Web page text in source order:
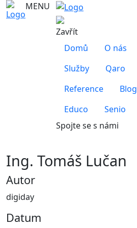
MENU
Zavřít
Domů
O nás
Služby
Qaro
Reference
Blog
Educo
Senio
Spojte se s námi
Ing. Tomáš Lučan
Autor
digiday
Datum